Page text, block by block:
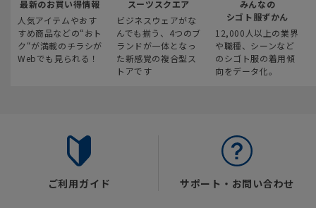
最新のお買い得情報
人気アイテムやおす
すめ商品などの“おト
ク“が満載のチラシが
Webでも見られる！
スーツスクエア
ビジネスウェアがな
んでも揃う、4つのブ
ランドが一体となっ
た新感覚の複合型ス
トアです
みんなの
シゴト服ずかん
12,000人以上の業界
や職種、シーンなど
のシゴト服の着用傾
向をデータ化。
ご利用ガイド サポート・お問い合わせ